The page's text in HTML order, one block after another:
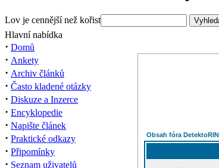
Lov je cennější než kořist
Hlavní nabídka
· Domů
· Ankety
· Archiv článků
· Často kladené otázky
· Diskuze a Inzerce
· Encyklopedie
· Napište článek
· Praktické odkazy
· Připomínky
· Seznam uživatelů
Obsah fóra